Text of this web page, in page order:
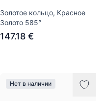
Золотое кольцо, Красное
Золото 585°
147.18 €
Нет в наличии